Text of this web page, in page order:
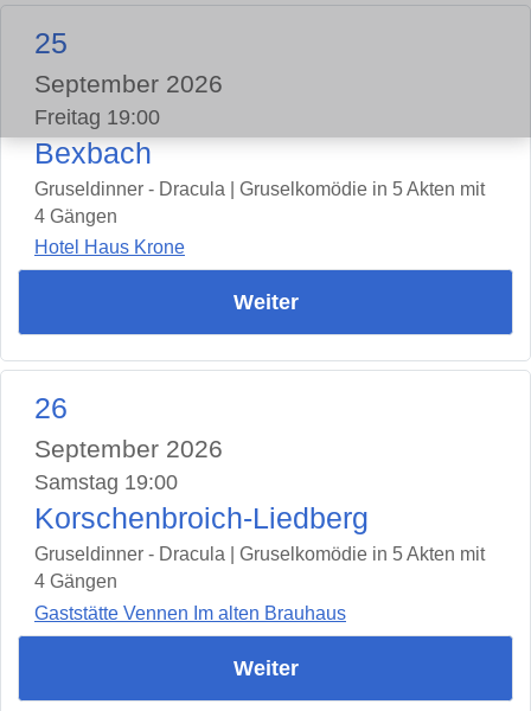
25
September 2026
Freitag 19:00
Bexbach
Gruseldinner - Dracula | Gruselkomödie in 5 Akten mit
4 Gängen
Hotel Haus Krone
Weiter
26
September 2026
Samstag 19:00
Korschenbroich-Liedberg
Gruseldinner - Dracula | Gruselkomödie in 5 Akten mit
4 Gängen
Gaststätte Vennen Im alten Brauhaus
Weiter